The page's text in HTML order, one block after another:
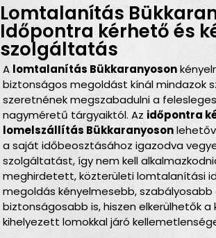
Lomtalanítás
Időpontra kérhető és
szolgáltatás
A lomtalanítás Bükkaranyoson
biztonságos megoldást kínál mindazok
szeretnének megszabadulni a
nagyméretű tárgyaiktól. Az időpontra
lomelszállítás Bükkaranyoson
a saját időbeosztásához igazodva
szolgáltatást, így nem kell
meghirdetett, közterületi lomtalanítási
megoldás kényelmesebb, szabályosabb
biztonságosabb is, hiszen elkerülhetők
kihelyezett lomokkal járó